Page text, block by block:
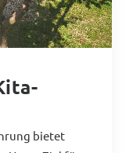
bietet